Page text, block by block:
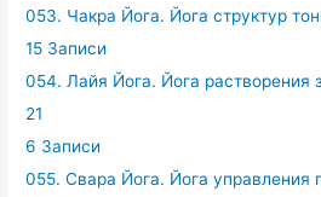
053. Чакра Йога. Йога структур
15 Записи
054. Лайя Йога. Йога
21
6 Записи
055. Свара Йога. Йога управления